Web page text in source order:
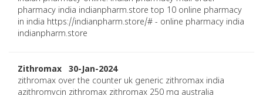
pharmacy india indianpharm.store top 10 online pharmacy
in india https://indianpharm.store/# - online pharmacy india
indianpharm.store
Zithromax 30-Jan-2024
zithromax over the counter uk generic zithromax india
azithromycin zithromax zithromax 250 mg australia